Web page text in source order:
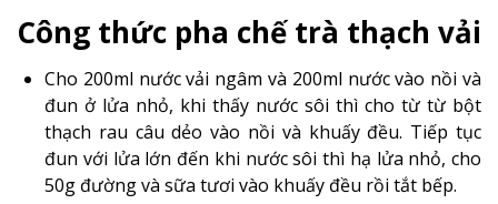
Công thức pha chế trà thạch vải
Cho 200ml nước vải ngâm và 200ml nước vào nồi và
đun ở lửa nhỏ, khi thấy nước sôi thì cho từ từ bột
thạch rau câu dẻo vào nồi và khuấy đều. Tiếp tục
đun với lửa lớn đến khi nước sôi thì hạ lửa nhỏ, cho
50g đường và sữa tươi vào khuấy đều rồi tắt bếp.